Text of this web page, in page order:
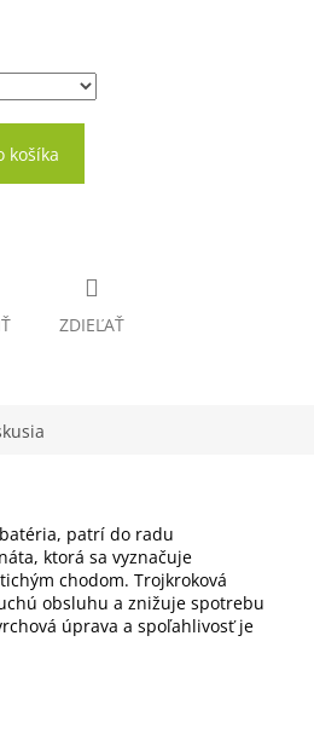
košíka
ZDIEĽAŤ
patrí do radu
ktorá sa vyznačuje
chodom. Trojkroková
obsluhu a znižuje spotrebu
úprava a spoľahlivosť je